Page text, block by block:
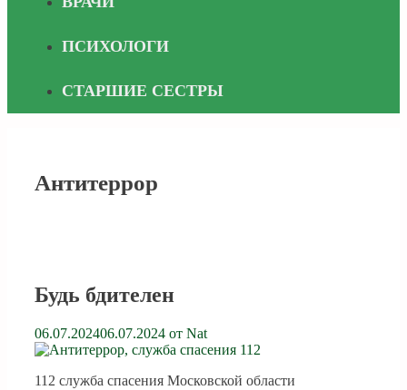
ПСИХОЛОГИ
СТАРШИЕ СЕСТРЫ
Антитеррор
Будь бдителен
06.07.202406.07.2024 от Nat
112 служба спасения Московской области